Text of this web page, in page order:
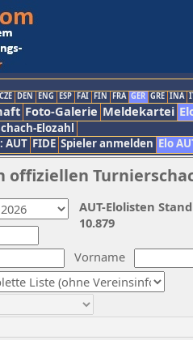
CZE DEN ENG ESP FAI FIN FRA GER GRE INA
Foto-Galerie Meldekartei
Elozahl
AUT FIDE Spieler anmelden Elo
Vorname
AUT-Elolisten
10.879